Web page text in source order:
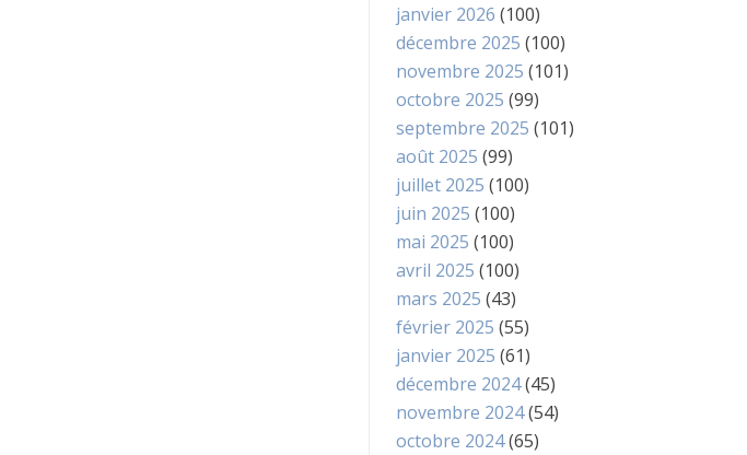
janvier 2026 (100)
décembre 2025 (100)
novembre 2025 (101)
octobre 2025 (99)
septembre 2025 (101)
août 2025 (99)
juillet 2025 (100)
juin 2025 (100)
mai 2025 (100)
avril 2025 (100)
mars 2025 (43)
février 2025 (55)
janvier 2025 (61)
décembre 2024(45)
novembre 2024(54)
octobre 2024(65)